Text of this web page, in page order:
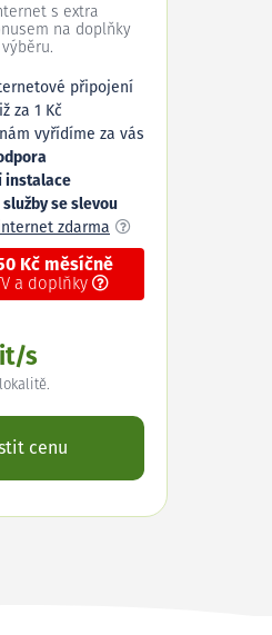
s extra
na doplňky
připojení
za 1 Kč
vyřídíme za vás
instalace
služby se slevou
zdarma
Kč měsíčně
a doplňky
s
cenu